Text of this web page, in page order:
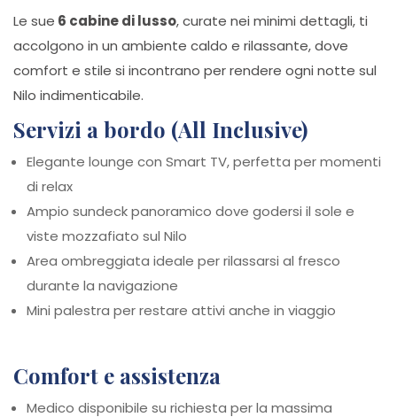
Le sue 6 cabine di lusso, curate nei minimi dettagli, ti
accolgono in un ambiente caldo e rilassante, dove
comfort e stile si incontrano per rendere ogni notte sul
Nilo indimenticabile.
Servizi a bordo (All Inclusive)
Elegante lounge con Smart TV, perfetta per momenti
di relax
Ampio sundeck panoramico dove godersi il sole e
viste mozzafiato sul Nilo
Area ombreggiata ideale per rilassarsi al fresco
durante la navigazione
Mini palestra per restare attivi anche in viaggio
Comfort e assistenza
Medico disponibile su richiesta per la massima